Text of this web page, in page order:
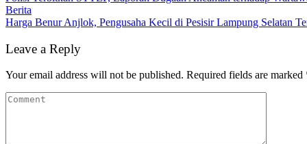
Berita
Harga Benur Anjlok, Pengusaha Kecil di Pesisir Lampung Selatan
Leave a Reply
Your email address will not be published. Required fields are marked